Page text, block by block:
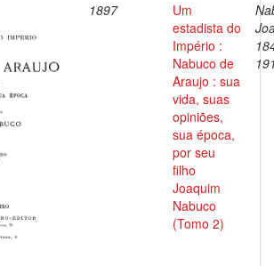
1897
Um
estadista do
Império :
Nabuco de
Araujo : sua
vida, suas
opiniões,
sua época,
por seu
filho
Joaquim
Nabuco
(Tomo 2)